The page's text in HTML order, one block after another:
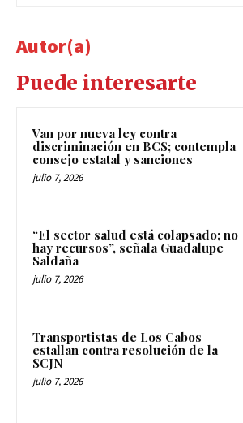
Autor(a)
Puede interesarte
Van por nueva ley contra
discriminación en BCS; contempla
consejo estatal y sanciones
julio 7, 2026
“El sector salud está colapsado; no
hay recursos”, señala Guadalupe
Saldaña
julio 7, 2026
Transportistas de Los Cabos
estallan contra resolución de la
SCJN
julio 7, 2026